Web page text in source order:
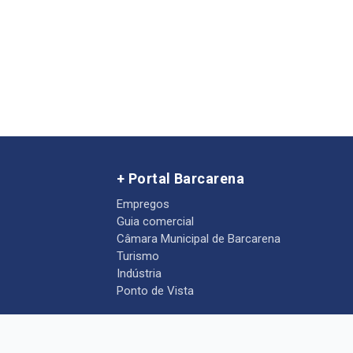
+ Portal Barcarena
Empregos
Guia comercial
Câmara Municipal de Barcarena
Turismo
Indústria
Ponto de Vista